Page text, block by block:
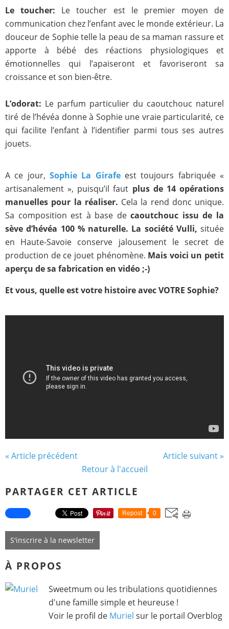
Le toucher: Le toucher est le premier moyen de
communication chez l’enfant avec le monde extérieur. La
douceur de Sophie telle la peau de sa maman rassure et
apporte à bébé des réactions physiologiques et
émotionnelles qui l’apaiseront et favoriseront sa
croissance et son bien-être.
L’odorat: Le parfum particulier du caoutchouc naturel
tiré de l’hévéa donne à Sophie une vraie particularité, ce
qui facilite l’enfant à l’identifier parmi tous ses autres
jouets.
A ce jour, Sophie La Girafeest toujours fabriquée «
artisanalement », puisqu’il faut plus de 14 opérations
manuelles pour la réaliser. Cela la rend donc unique.
Sa composition est à base decaoutchouc issu de la
sève d’hévéa 100 % naturelle. La société Vulli, située
en Haute-Savoie conserve jalousement le secret de
production de ce jouet phénomène. Mais voici un petit
aperçu de sa fabrication en vidéo ;-)
Et vous, quelle est votre histoire avec VOTRE Sophie?
« Article précédent
Article suivant »
Retour à l'accueil
PARTAGER CET ARTICLE
Repost 0
S'inscrire à la newsletter
À PROPOS
Sweetmum ou les tribulations quotidiennes
d'une famille simple et heureuse !
Voir le profil de Muriel sur le portail Overblog